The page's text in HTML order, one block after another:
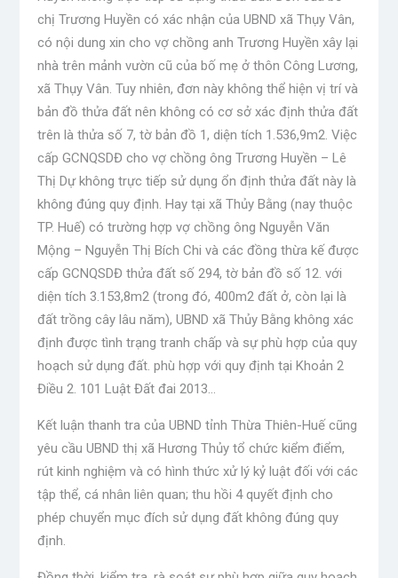
chị Trương Huyền có xác nhận của UBND xã Thụy Vân,
có nội dung xin cho vợ chồng anh Trương Huyền xây lại
nhà trên mảnh vườn cũ của bố mẹ ở thôn Công Lương,
xã Thụy Vân. Tuy nhiên, đơn này không thể hiện vị trí và
bản đồ thửa đất nên không có cơ sở xác định thửa đất
trên là thửa số 7, tờ bản đồ 1, diện tích 1.536,9m2. Việc
cấp GCNQSDĐ cho vợ chồng ông Trương Huyền – Lê
Thị Dự không trực tiếp sử dụng ổn định thửa đất này là
không đúng quy định. Hay tại xã Thủy Bằng (nay thuộc
TP. Huế) có trường hợp vợ chồng ông Nguyễn Văn
Mộng – Nguyễn Thị Bích Chi và các đồng thừa kế được
cấp GCNQSDĐ thửa đất số 294, tờ bản đồ số 12. với
diện tích 3.153,8m2 (trong đó, 400m2 đất ở, còn lại là
đất trồng cây lâu năm), UBND xã Thủy Bằng không xác
định được tình trạng tranh chấp và sự phù hợp của quy
hoạch sử dụng đất. phù hợp với quy định tại Khoản 2
Điều 2. 101 Luật Đất đai 2013…
Kết luận thanh tra của UBND tỉnh Thừa Thiên-Huế cũng
yêu cầu UBND thị xã Hương Thủy tổ chức kiểm điểm,
rút ​​kinh nghiệm và có hình thức xử lý kỷ luật đối với các
tập thể, cá nhân liên quan; thu hồi 4 quyết định cho
phép chuyển mục đích sử dụng đất không đúng quy
định.